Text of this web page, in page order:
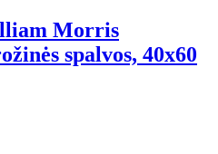
Morris
spalvos, 40x60